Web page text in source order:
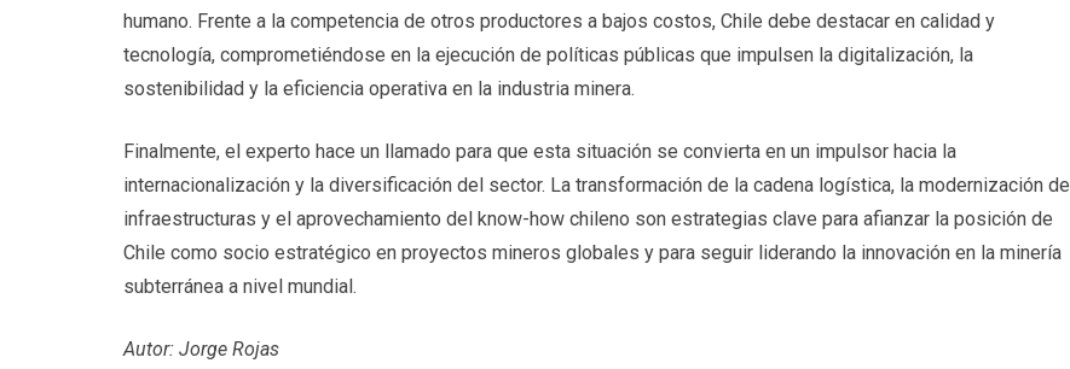
humano. Frente a la competencia de otros productores a bajos costos, Chile debe destacar en calidad y
tecnología, comprometiéndose en la ejecución de políticas públicas que impulsen la digitalización, la
sostenibilidad y la eficiencia operativa en la industria minera.
Finalmente, el experto hace un llamado para que esta situación se convierta en un impulsor hacia la
internacionalización y la diversificación del sector. La transformación de la cadena logística, la modernización de
infraestructuras y el aprovechamiento del know-how chileno son estrategias clave para afianzar la posición de
Chile como socio estratégico en proyectos mineros globales y para seguir liderando la innovación en la minería
subterránea a nivel mundial.
Autor: Jorge Rojas